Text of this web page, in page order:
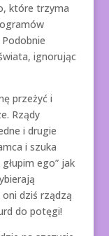
które trzyma
ignorując
przeżyć i
Rządy
i drugie
i szuka
ego” jak
dziś rządzą
do potęgi!